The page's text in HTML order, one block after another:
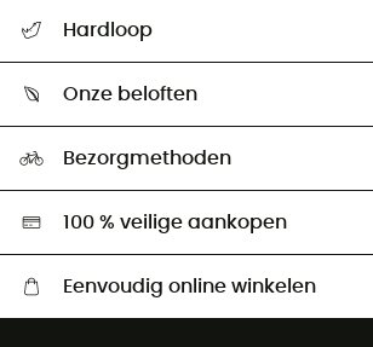
Retourzendingen & Terugbetalingen
Hardloop
Ambassadeurs
Onze beloften
Hardgreen
Bezorgmethoden
100 % veilige aankopen
Eenvoudig online winkelen